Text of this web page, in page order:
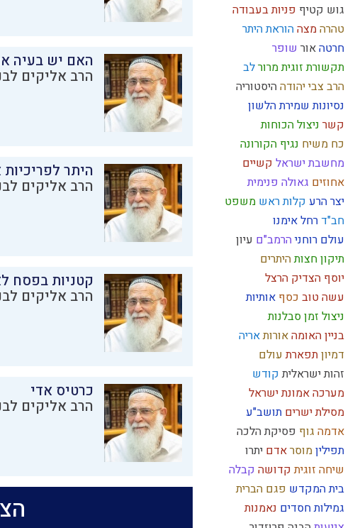
גוש קטיף פניות בעבודה
טהרהמצההוראת היתר
חרטהאור שופר
תקשורת זוגיתמרורלב
הרב צבי יהודההיסטוריה
נסיונותשמירת הלשון
קשר ניצול הכוחות
כח משיח נגיף הקורונה
מחשבת ישראל קשיים
אחוזים גאולה פנימית
יצר הרע קלות ראש משפט
חב"ד רחל אימנו
עולם רוחני הרמב"ם עיון
תיקון חצותהיתרים
יוסף הצדיק הרצל
עשה טוב כסף אותיות
ניצול זמןסבלנות
בניין האומהאורותאריה
דמיוןתפארתעולם
זהות ישראליתקודש
מערכהאמונת ישראל
מסילת ישרים תושב"ע
אדמה גוף פסיקת הלכה
תפיליןמוסראדם יתרו
שיחה זוגיתקדושה קבלה
בית המקדש פגם הברית
גמילות חסדים נאמנות
האם יש בעיה
הרב אליקים
היתר לפריכיות
הרב אליקים
קטניות בפסח
הרב אליקים
כרטיס אדי
הרב אליקים